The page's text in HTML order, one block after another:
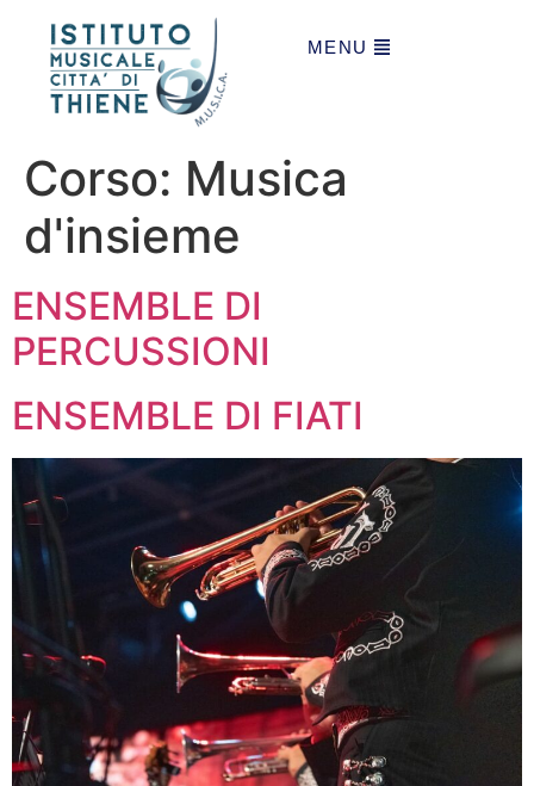
MENU
Corso: Musica
d'insieme
ENSEMBLE DI
PERCUSSIONI
ENSEMBLE DI FIATI